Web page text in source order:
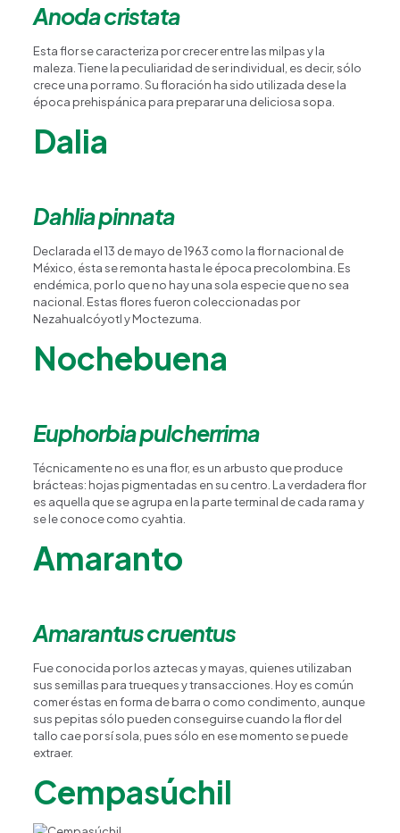
Anoda cristata
Esta flor se caracteriza por crecer entre las milpas y la
maleza. Tiene la peculiaridad de ser individual, es decir, sólo
crece una por ramo. Su floración ha sido utilizada dese la
época prehispánica para preparar una deliciosa sopa.
Dalia
Dahlia pinnata
Declarada el 13 de mayo de 1963 como la flor nacional de
México, ésta se remonta hasta le época precolombina. Es
endémica, por lo que no hay una sola especie que no sea
nacional. Estas flores fueron coleccionadas por
Nezahualcóyotl y Moctezuma.
Nochebuena
Euphorbia pulcherrima
Técnicamente no es una flor, es un arbusto que produce
brácteas: hojas pigmentadas en su centro. La verdadera flor
es aquella que se agrupa en la parte terminal de cada rama y
se le conoce como cyahtia.
Amaranto
Amarantus cruentus
Fue conocida por los aztecas y mayas, quienes utilizaban
sus semillas para trueques y transacciones. Hoy es común
comer éstas en forma de barra o como condimento, aunque
sus pepitas sólo pueden conseguirse cuando la flor del
tallo cae por sí sola, pues sólo en ese momento se puede
extraer.
Cempasúchil
Happy Flower
¿En qué podemos ayudarte?